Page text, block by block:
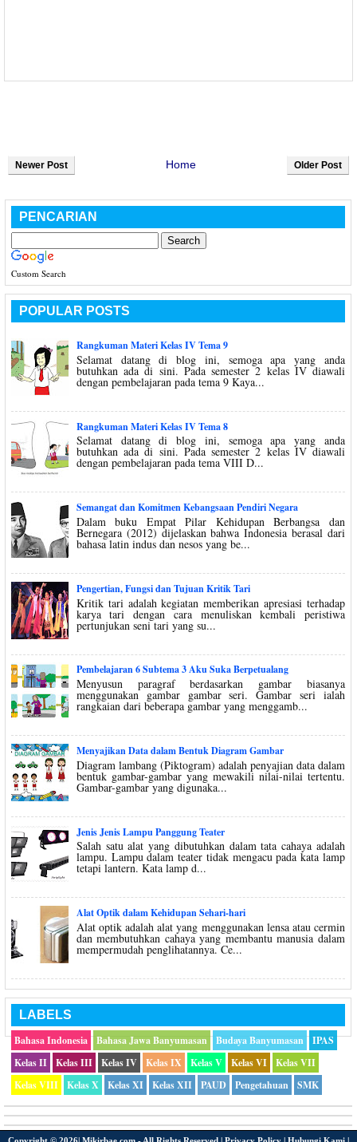
Newer Post Older Post
Home
PENCARIAN
Custom Search
POPULAR POSTS
Rangkuman Materi Kelas IV Tema 9
Selamat datang di blog ini, semoga apa yang anda
butuhkan ada di sini. Pada semester 2 kelas IV diawali
dengan pembelajaran pada tema 9 Kaya...
Rangkuman Materi Kelas IV Tema 8
Selamat datang di blog ini, semoga apa yang anda
butuhkan ada di sini. Pada semester 2 kelas IV diawali
dengan pembelajaran pada tema VIII D...
Semangat dan Komitmen Kebangsaan Pendiri Negara
Dalam buku Empat Pilar Kehidupan Berbangsa dan
Bernegara (2012) dijelaskan bahwa Indonesia berasal dari
bahasa latin indus dan nesos yang be...
Pengertian, Fungsi dan Tujuan Kritik Tari
Kritik tari adalah kegiatan memberikan apresiasi terhadap
karya tari dengan cara menuliskan kembali peristiwa
pertunjukan seni tari yang su...
Pembelajaran 6 Subtema 3 Aku Suka Berpetualang
Menyusun paragraf berdasarkan gambar biasanya
menggunakan gambar gambar seri. Gambar seri ialah
rangkaian dari beberapa gambar yang menggamb...
Menyajikan Data dalam Bentuk Diagram Gambar
Diagram lambang (Piktogram) adalah penyajian data dalam
bentuk gambar-gambar yang mewakili nilai-nilai tertentu.
Gambar-gambar yang digunaka...
Jenis Jenis Lampu Panggung Teater
Salah satu alat yang dibutuhkan dalam tata cahaya adalah
lampu. Lampu dalam teater tidak mengacu pada kata lamp
tetapi lantern. Kata lamp d...
Alat Optik dalam Kehidupan Sehari-hari
Alat optik adalah alat yang menggunakan lensa atau cermin
dan membutuhkan cahaya yang membantu manusia dalam
mempermudah penglihatannya. Ce...
LABELS
Bahasa Indonesia
Bahasa Jawa Banyumasan Budaya Banyumasan
IPAS
Kelas II
Kelas III Kelas IV Kelas IX Kelas V Kelas VI
Kelas VII
Kelas VIII
Kelas X Kelas XI Kelas XII PAUD Pengetahuan SMK